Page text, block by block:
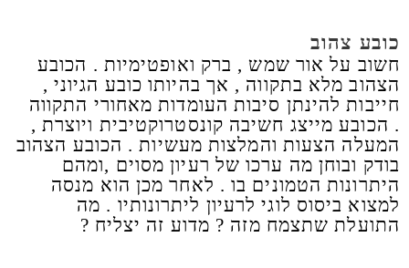
כובע צהוב
חשוב על אור שמש , ברק ואופטימיות . הכובע
הצהוב מלא בתקווה , אך בהיותו כובע הגיוני ,
חייבות להינתן סיבות העומדות מאחורי התקווה
. הכובע מייצג חשיבה קונסטרוקטיבית ויוצרת ,
המעלה הצעות והמלצות מעשיות . הכובע הצהוב
בודק ובוחן מה ערכו של רעיון מסוים ,ומהם
היתרונות הטמונים בו . לאחר מכן הוא מנסה
למצוא ביסוס לוגי לרעיון ליתרונותיו . מה
התועלת שתצמח מזה ? מדוע זה יצליח ?